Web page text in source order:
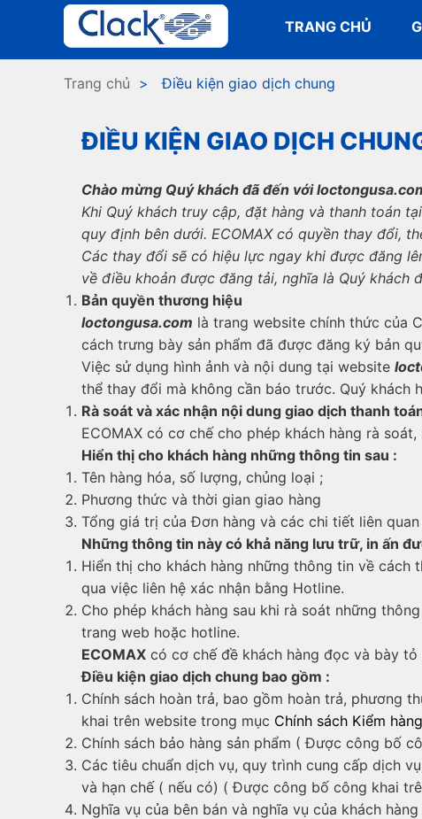
TRANG CHỦ
Trang chủ > Điều kiện giao dịch chung
ĐIỀU KIỆN GIAO DỊCH
Chào mừng Quý khách đã đến với loctongus
Khi Quý khách truy cập, đặt hàng và thanh toán
quy định bên dưới. ECOMAX có quyền thay đổi,
Các thay đổi sẽ có hiệu lực ngay khi được đăng
về điều khoản được đăng tải, nghĩa là Quý khách
Bản quyền thương hiệu
loctongusa.com là trang website chính thức của
cách trưng bày sản phẩm đã được đăng ký bản
Việc sử dụng hình ảnh và nội dung tại website lo
thể thay đổi mà không cần báo trước. Quý khách
Rà soát và xác nhận nội dung giao dịch thanh
ECOMAX có cơ chế cho phép khách hàng rà
Hiển thị cho khách hàng những thông tin sau :
Tên hàng hóa, số lượng, chủng loại ;
Phương thức và thời gian giao hàng
Tổng giá trị của Đơn hàng và các chi tiết liên
Những thông tin này có khả năng lưu trữ, in ấn
Hiển thị cho khách hàng những thông tin về
qua việc liên hệ xác nhận bằng Hotline.
Cho phép khách hàng sau khi rà soát những
trang web hoặc hotline.
ECOMAX có cơ chế đề khách hàng đọc và bày
Điều kiện giao dịch chung bao gồm :
Chính sách hoàn trả, bao gồm hoàn trả, phương
khai trên website trong mục Chính sách Kiểm
Chính sách bảo hàng sản phẩm ( Được công bố
Các tiêu chuẩn dịch vụ, quy trình cung cấp dịch
và hạn chế ( nếu có) ( Được công bố công khai
Nghĩa vụ của bên bán và nghĩa vụ của khách